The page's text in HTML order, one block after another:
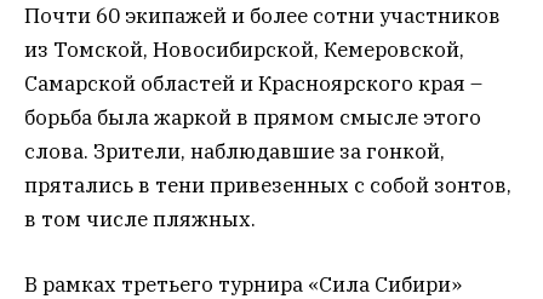
Почти 60 экипажей и более сотни участников
из Томской, Новосибирской, Кемеровской,
Самарской областей и Красноярского края –
борьба была жаркой в прямом смысле этого
слова. Зрители, наблюдавшие за гонкой,
прятались в тени привезенных с собой зонтов,
в том числе пляжных.
В рамках третьего турнира «Сила Сибири»